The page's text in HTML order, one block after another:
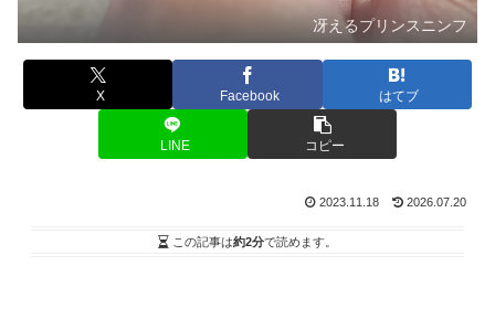
冴えるプリンスニンフ
X Facebook はてブ
LINE コピー
2023.11.18 2026.07.20
この記事は約2分で読めます。